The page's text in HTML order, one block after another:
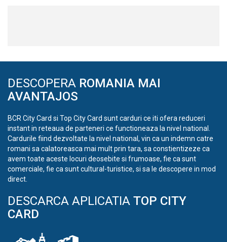
DESCOPERA ROMANIA MAI
AVANTAJOS
BCR City Card si Top City Card sunt carduri ce iti ofera reduceri
instant in reteaua de parteneri ce functioneaza la nivel national.
Cardurile fiind dezvoltate la nivel national, vin ca un indemn catre
romani sa calatoreasca mai mult prin tara, sa constientizeze ca
avem toate aceste locuri deosebite si frumoase, fie ca sunt
comerciale, fie ca sunt cultural-turistice, si sa le descopere in mod
direct.
DESCARCA APLICATIA TOP CITY
CARD